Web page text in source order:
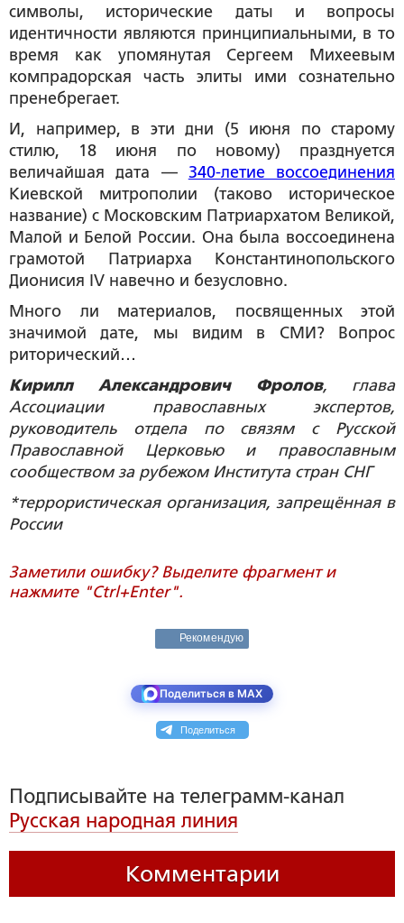
символы, исторические даты и вопросы
идентичности являются принципиальными, в то
время как упомянутая Сергеем Михеевым
компрадорская часть элиты ими сознательно
пренебрегает.
И, например, в эти дни (5 июня по старому
стилю, 18 июня по новому) празднуется
величайшая дата — 340-летие воссоединения
Киевской митрополии (таково историческое
название) с Московским Патриархатом Великой,
Малой и Белой России. Она была воссоединена
грамотой Патриарха Константинопольского
Дионисия IV навечно и безусловно.
Много ли материалов, посвященных этой
значимой дате, мы видим в СМИ? Вопрос
риторический…
Кирилл Александрович Фролов, глава
Ассоциации православных экспертов,
руководитель отдела по связям с Русской
Православной Церковью и православным
сообществом за рубежом Института стран СНГ
*террористическая организация, запрещённая в
России
Заметили ошибку? Выделите фрагмент и
нажмите "Ctrl+Enter".
Рекомендую
Поделиться в MAX
Поделиться
Подписывайте на телеграмм-канал
Русская народная линия
Комментарии